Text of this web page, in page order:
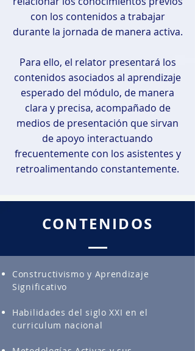
con los contenidos a trabajar
durante la jornada de manera activa.
Para ello, el relator presentará los
contenidos asociados al aprendizaje
esperado del módulo, de manera
clara y precisa, acompañado de
medios de presentación que sirvan
de apoyo interactuando
frecuentemente con los asistentes y
retroalimentando constantemente.
CONTENIDOS
Constructivismo y Aprendizaje
Significativo
Habilidades del siglo XXI en el
curriculum nacional